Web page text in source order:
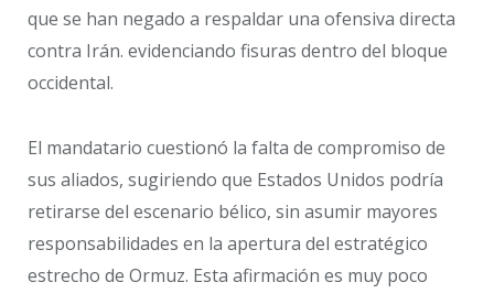
que se han negado a respaldar una ofensiva directa
contra Irán. evidenciando fisuras dentro del bloque
occidental.
El mandatario cuestionó la falta de compromiso de
sus aliados, sugiriendo que Estados Unidos podría
retirarse del escenario bélico, sin asumir mayores
responsabilidades en la apertura del estratégico
estrecho de Ormuz. Esta afirmación es muy poco